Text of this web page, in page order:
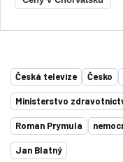
Česká televize Česko
Ministerstvo
Roman Prymula
Jan Blatný